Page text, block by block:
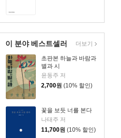
이 분야 베스트셀러
초판본 하늘과 바람과
별과 시
윤동주 저
2,700원 (10% 할인)
꽃을 보듯 너를 본다
나태주 저
11,700원 (10% 할인)
더보기